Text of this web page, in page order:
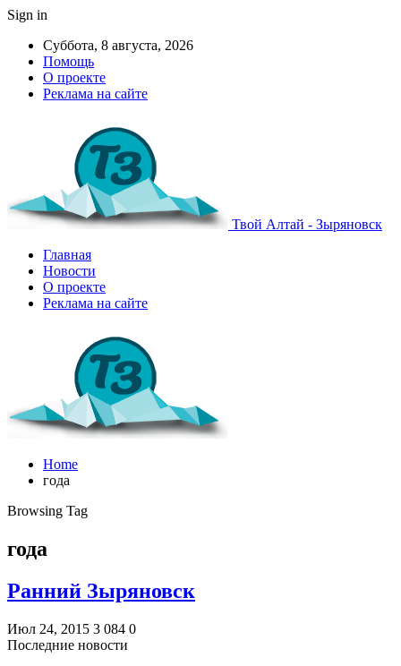
Sign in
Суббота, 8 августа, 2026
Помощь
О проекте
Реклама на сайте
Твой Алтай - Зыряновск
Главная
Новости
О проекте
Реклама на сайте
Home
года
Browsing Tag
года
Ранний Зыряновск
Июл 24, 2015 3 084 0
Последние новости